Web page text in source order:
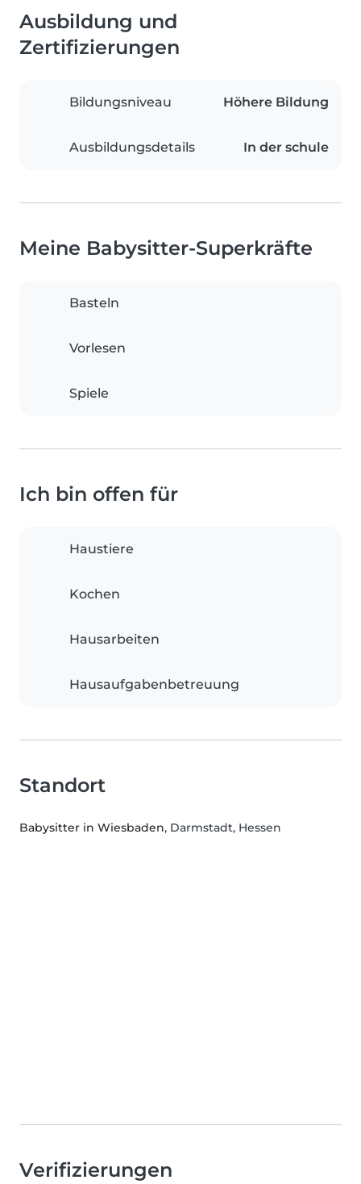
Ausbildung und
Zertifizierungen
Bildungsniveau Höhere Bildung
Ausbildungsdetails In der schule
Meine Babysitter-Superkräfte
Basteln
Vorlesen
Spiele
Ich bin offen für
Haustiere
Kochen
Hausarbeiten
Hausaufgabenbetreuung
Standort
Babysitter in Wiesbaden, Darmstadt, Hessen
Verifizierungen